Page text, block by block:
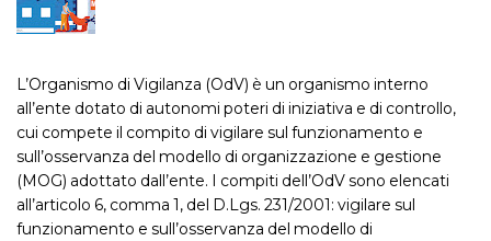
L’Organismo di Vigilanza (OdV) è un organismo interno
all’ente dotato di autonomi poteri di iniziativa e di controllo,
cui compete il compito di vigilare sul funzionamento e
sull’osservanza del modello di organizzazione e gestione
(MOG) adottato dall’ente. I compiti dell’OdV sono elencati
all’articolo 6, comma 1, del D.Lgs. 231/2001: vigilare sul
funzionamento e sull’osservanza del modello di